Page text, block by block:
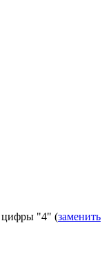
цифры "4" (заменить